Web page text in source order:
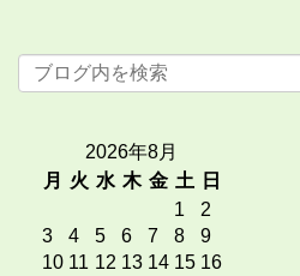
2026年8月
月
火 水 木 金 土 日
1
2
3
4 5 6 7 8
9
10 11 12 13 14 15 16